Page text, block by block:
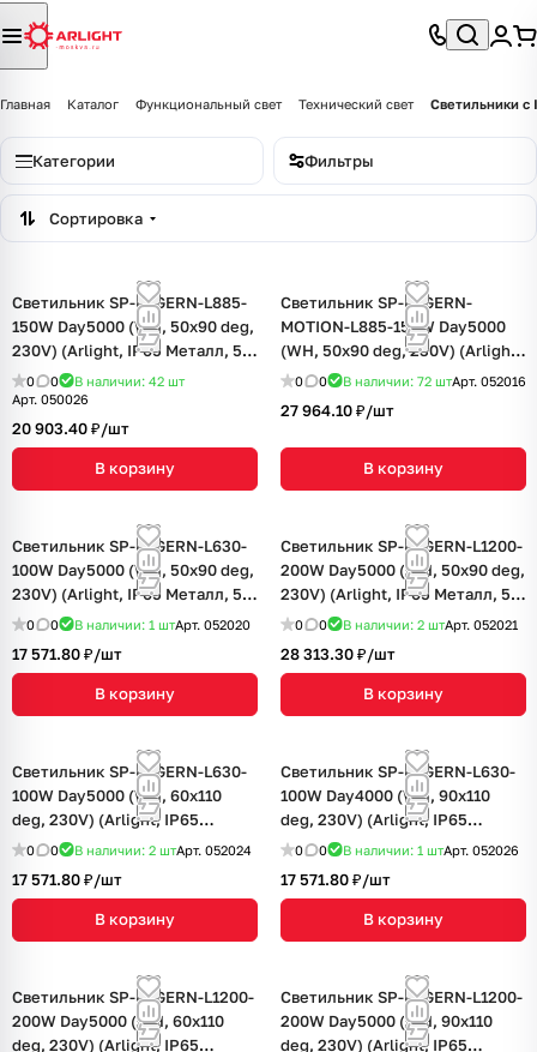
Главная Каталог Функциональный свет Технический свет Светильники с
Категории Фильтры
Сортировка
Светильник SP-LAGERN-L885-
150W Day5000 (WH, 50х90 deg,
230V) (Arlight, IP65 Металл, 5
лет)
0 0 В наличии: 42 шт
Арт. 050026
20 903.40 ₽/шт
В корзину
Светильник SP-LAGERN-
MOTION-L885-150W Day5000
(WH, 50х90 deg, 230V) (Arlight,
IP65 Металл, 5 лет)
0 0 В наличии: 72 штАрт. 052016
27 964.10 ₽/шт
В корзину
Светильник SP-LAGERN-L630-
100W Day5000 (WH, 50х90 deg,
230V) (Arlight, IP65 Металл, 5
лет)
0 0 В наличии: 1 штАрт. 052020
17 571.80 ₽/шт
В корзину
Светильник SP-LAGERN-L1200-
200W Day5000 (WH, 50х90 deg,
230V) (Arlight, IP65 Металл, 5
лет)
0 0 В наличии: 2 штАрт. 052021
28 313.30 ₽/шт
В корзину
Светильник SP-LAGERN-L630-
100W Day5000 (WH, 60х110
deg, 230V) (Arlight, IP65
Металл, 5 лет)
0 0 В наличии: 2 штАрт. 052024
17 571.80 ₽/шт
В корзину
Светильник SP-LAGERN-L630-
100W Day4000 (WH, 90х110
deg, 230V) (Arlight, IP65
Металл, 5 лет)
0 0 В наличии: 1 штАрт. 052026
17 571.80 ₽/шт
В корзину
Светильник SP-LAGERN-L1200-
200W Day5000 (WH, 60х110
deg, 230V) (Arlight, IP65
Светильник SP-LAGERN-L1200-
200W Day5000 (WH, 90х110
deg, 230V) (Arlight, IP65